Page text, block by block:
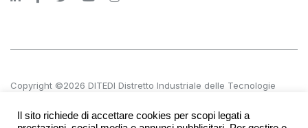
Copyright ©2026 DITEDI Distretto Industriale delle Tecnologie
Il sito richiede di accettare cookies per scopi legati a